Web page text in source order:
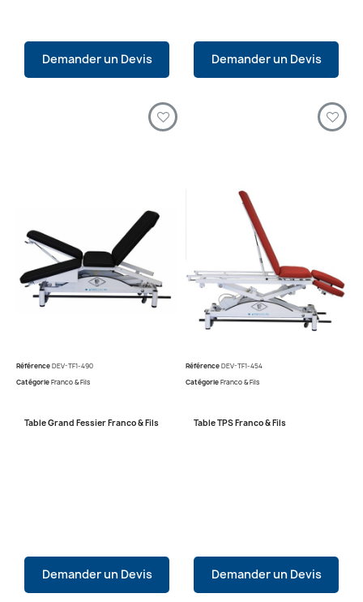
Demander un Devis Demander un Devis
RéférenceDEV-TF1-490
CatégorieFranco & Fils
Table Grand Fessier Franco & Fils
Demander un Devis
RéférenceDEV-TF1-454
CatégorieFranco & Fils
Table TPS Franco & Fils
Demander un Devis